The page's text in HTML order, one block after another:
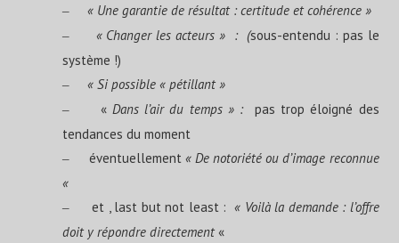
– « Une garantie de résultat : certitude et cohérence »
– « Changer les acteurs » : (sous-entendu : pas le
système !)
– « Si possible « pétillant »
– « Dans l’air du temps » :
pas trop éloigné des
tendances du moment
– éventuellement « De notoriété ou d’image reconnue
«
– et , last but not least : « Voilà la demande : l’offre
doit y répondre directement«